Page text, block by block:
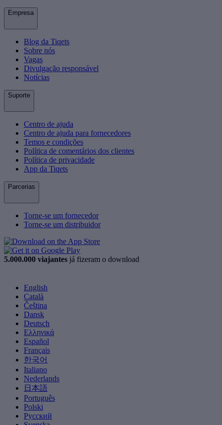
Empresa
Blog da Tiqets
Sobre nós
Vagas
Divulgação responsável
Notícias
Suporte
Centro de ajuda
Centro de ajuda para fornecedores
Temos e condições
Política de comentários dos clientes
Política de privacidade
App da Tiqets
Parcerias
Torne-se um fornecedor
Torne-se um distribuidor
5.000.000 viajantes já fizeram o download
English
Català
Čeština
Dansk
Deutsch
Ελληνικά
Español
Français
한국어
Italiano
Nederlands
日本語
Português
Polski
Русский